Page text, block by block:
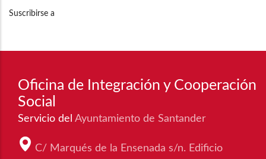
Suscribirse a
Oficina de Integración y Cooperación
Social
Servicio del Ayuntamiento de Santander
C/ Marqués de la Ensenada s/n. Edificio